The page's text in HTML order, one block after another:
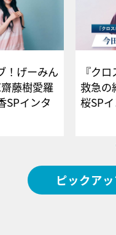
！げーみん
藤樹愛羅
SPインタ
『ク
救急の
桜SP
ピックア